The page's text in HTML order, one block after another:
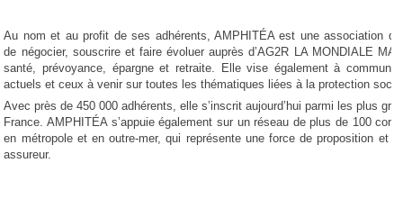
Au nom et au profit de ses adhérents, AMPHITÉA est une association
de négocier, souscrire et faire évoluer auprès d’AG2R LA MONDIALE
santé, prévoyance, épargne et retraite. Elle vise également à
actuels et ceux à venir sur toutes les thématiques liées à la protection
Avec près de 450 000 adhérents, elle s’inscrit aujourd’hui parmi les plus
France. AMPHITÉA s’appuie également sur un réseau de plus de 100
en métropole et en outre-mer, qui représente une force de proposition et
assureur.